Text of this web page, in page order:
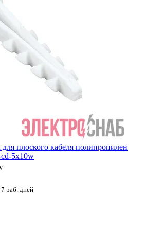
плоского кабеля полипропилен
5x10w
раб. дней